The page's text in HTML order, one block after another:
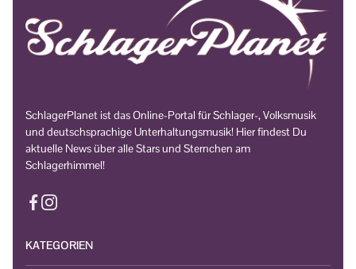
SchlagerPlanet ist das Online-Portal für Schlager-, Volksmusik
und deutschsprachige Unterhaltungsmusik! Hier findest Du
aktuelle News über alle Stars und Sternchen am
Schlagerhimmel!
KATEGORIEN